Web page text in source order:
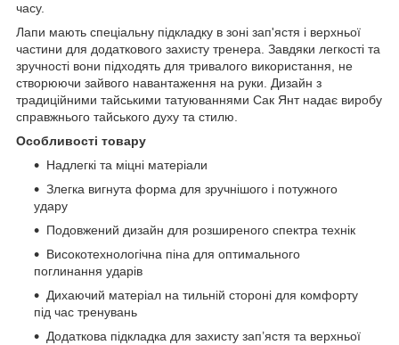
часу.
Лапи мають спеціальну підкладку в зоні зап'ястя і верхньої
частини для додаткового захисту тренера. Завдяки легкості та
зручності вони підходять для тривалого використання, не
створюючи зайвого навантаження на руки. Дизайн з
традиційними тайськими татуюваннями Сак Янт надає виробу
справжнього тайського духу та стилю.
Особливості товару
Надлегкі та міцні матеріали
Злегка вигнута форма для зручнішого і потужного
удару
Подовжений дизайн для розширеного спектра технік
Високотехнологічна піна для оптимального
поглинання ударів
Дихаючий матеріал на тильній стороні для комфорту
під час тренувань
Додаткова підкладка для захисту зап’ястя та верхньої